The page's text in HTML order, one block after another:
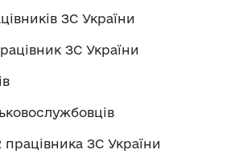
ЗС України
ЗС України
ЗС України